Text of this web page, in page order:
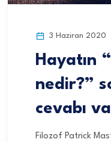
3 Haziran 2020
Hayatın
nedir?”
cevabı
Filozof Patrick